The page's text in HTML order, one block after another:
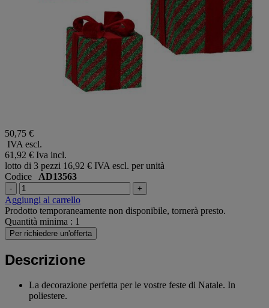
50,75 €
IVA escl.
61,92 € Iva incl.
lotto di 3 pezzi 16,92 € IVA escl. per unità
Codice AD13563
- +
Aggiungi al carrello
Prodotto temporaneamente non disponibile, tornerà presto.
Quantità minima : 1
Per richiedere un'offerta
Descrizione
La decorazione perfetta per le vostre feste di Natale. In
poliestere.